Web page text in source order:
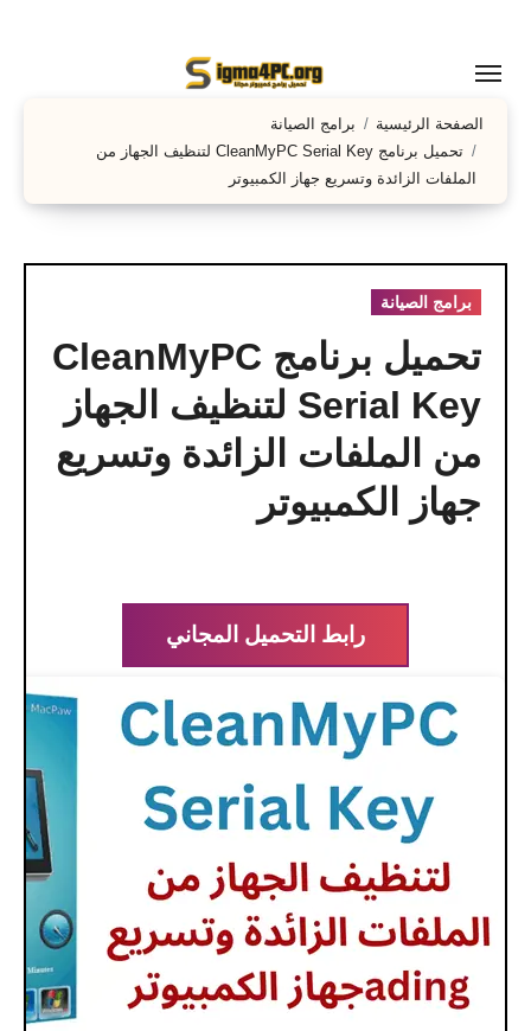
المحتوى
الصفحة الرئيسية
برامج الصيانة
تحميل برنامج CleanMyPC Serial Key لتنظيف الجهاز من
الملفات الزائدة وتسريع جهاز الكمبيوتر
برامج الصيانة
تحميل برنامج CleanMyPC
Serial Key لتنظيف الجهاز
من الملفات الزائدة وتسريع
جهاز الكمبيوتر
رابط التحميل المجاني